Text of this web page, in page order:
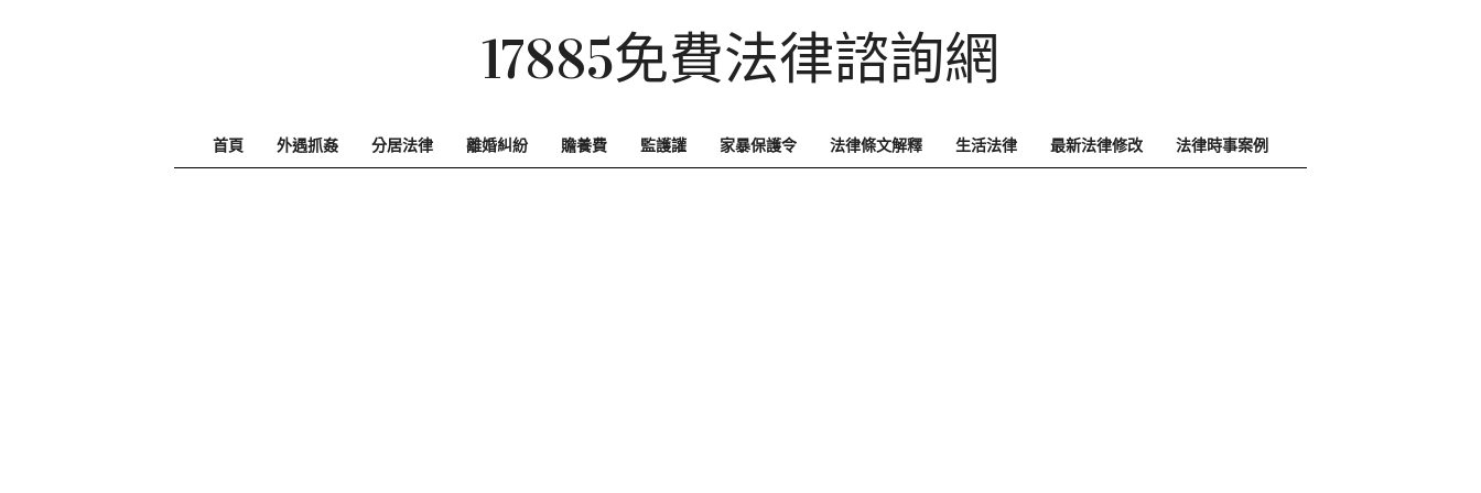
17885免費法律諮詢網
Primary
首頁 外遇抓姦 分居法律 離婚糾紛 贍養費 監護讙 家暴保護令 法律條文解釋 生活法律 最新法律修改 法律時事案例